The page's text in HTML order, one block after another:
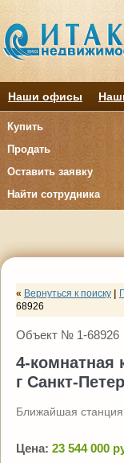
Наши офисы
Купить
Продать
Оставить заявку
Найти сотрудника
« Вернуться к поиску
68926
Объект № 1-68926
4-комнатная
г Санкт-
Ближайшая
Цена: 23 544 000